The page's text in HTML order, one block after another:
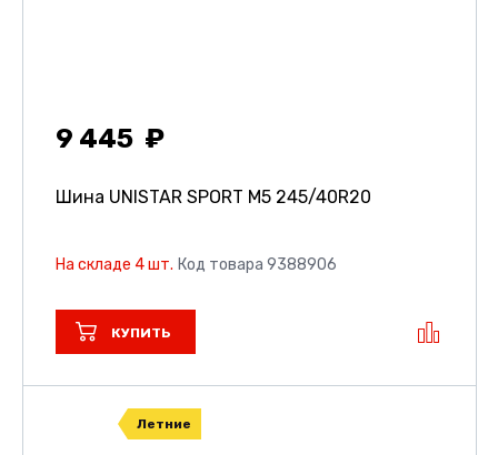
9 445
Шина UNISTAR SPORT M5 245/40R20
На складе 4 шт. Код товара 9388906
КУПИТЬ
Летние